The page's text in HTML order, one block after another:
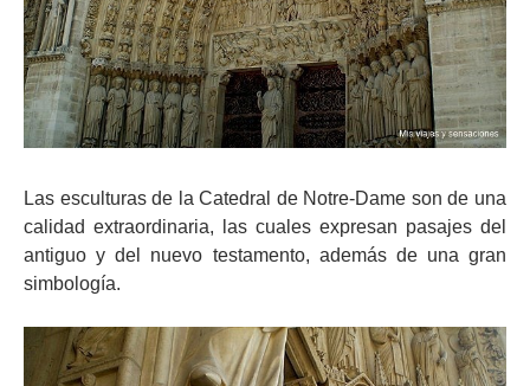
Las esculturas de la Catedral de Notre-Dame son de una
calidad extraordinaria, las cuales expresan pasajes del
antiguo y del nuevo testamento, además de una gran
simbología.